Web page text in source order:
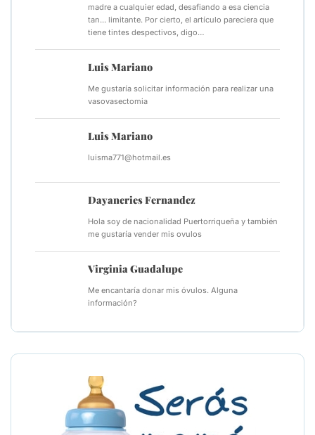
madre a cualquier edad, desafiando a esa ciencia
tan... limitante. Por cierto, el artículo pareciera que
tiene tintes despectivos, digo…
Luis Mariano
Me gustaría solicitar información para realizar una
vasovasectomia
Luis Mariano
luisma771@hotmail.es
Dayaneries Fernandez
Hola soy de nacionalidad Puertorriqueña y también
me gustaría vender mis ovulos
Virginia Guadalupe
Me encantaría donar mis óvulos. Alguna
información?